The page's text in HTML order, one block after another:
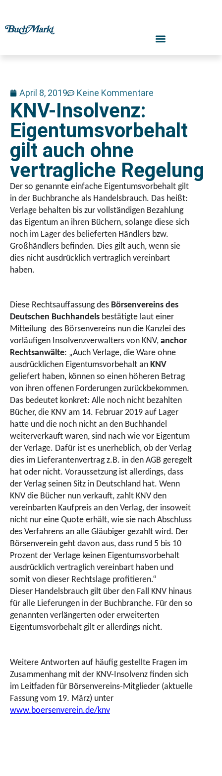
April 8, 2019 Keine Kommentare
KNV-Insolvenz:
Eigentumsvorbehalt
gilt auch ohne
vertragliche Regelung
Der so genannte einfache Eigentumsvorbehalt gilt
in der Buchbranche als Handelsbrauch. Das heißt:
Verlage behalten bis zur vollständigen Bezahlung
das Eigentum an ihren Büchern, solange diese sich
noch im Lager des belieferten Händlers bzw.
Großhändlers befinden. Dies gilt auch, wenn sie
dies nicht ausdrücklich vertraglich vereinbart
haben.
Diese Rechtsauffassung des Börsenvereins des
Deutschen Buchhandels bestätigte laut einer
Mitteilung des Börsenvereins nun die Kanzlei des
vorläufigen Insolvenzverwalters von KNV, anchor
Rechtsanwälte: „Auch Verlage, die Ware ohne
ausdrücklichen Eigentumsvorbehalt an KNV
geliefert haben, können so einen höheren Betrag
von ihren offenen Forderungen zurückbekommen.
Das bedeutet konkret: Alle noch nicht bezahlten
Bücher, die KNV am 14. Februar 2019 auf Lager
hatte und die noch nicht an den Buchhandel
weiterverkauft waren, sind nach wie vor Eigentum
der Verlage. Dafür ist es unerheblich, ob der Verlag
dies im Lieferantenvertrag z.B. in den AGB geregelt
hat oder nicht. Voraussetzung ist allerdings, dass
der Verlag seinen Sitz in Deutschland hat. Wenn
KNV die Bücher nun verkauft, zahlt KNV den
vereinbarten Kaufpreis an den Verlag, der insoweit
nicht nur eine Quote erhält, wie sie nach Abschluss
des Verfahrens an alle Gläubiger gezahlt wird. Der
Börsenverein geht davon aus, dass rund 5 bis 10
Prozent der Verlage keinen Eigentumsvorbehalt
ausdrücklich vertraglich vereinbart haben und
somit von dieser Rechtslage profitieren.“
Dieser Handelsbrauch gilt über den Fall KNV hinaus
für alle Lieferungen in der Buchbranche. Für den so
genannten verlängerten oder erweiterten
Eigentumsvorbehalt gilt er allerdings nicht.
Weitere Antworten auf häufig gestellte Fragen im
Zusammenhang mit der KNV-Insolvenz finden sich
im Leitfaden für Börsenvereins-Mitglieder (aktuelle
Fassung vom 19. März) unter
www.boersenverein.de/knv